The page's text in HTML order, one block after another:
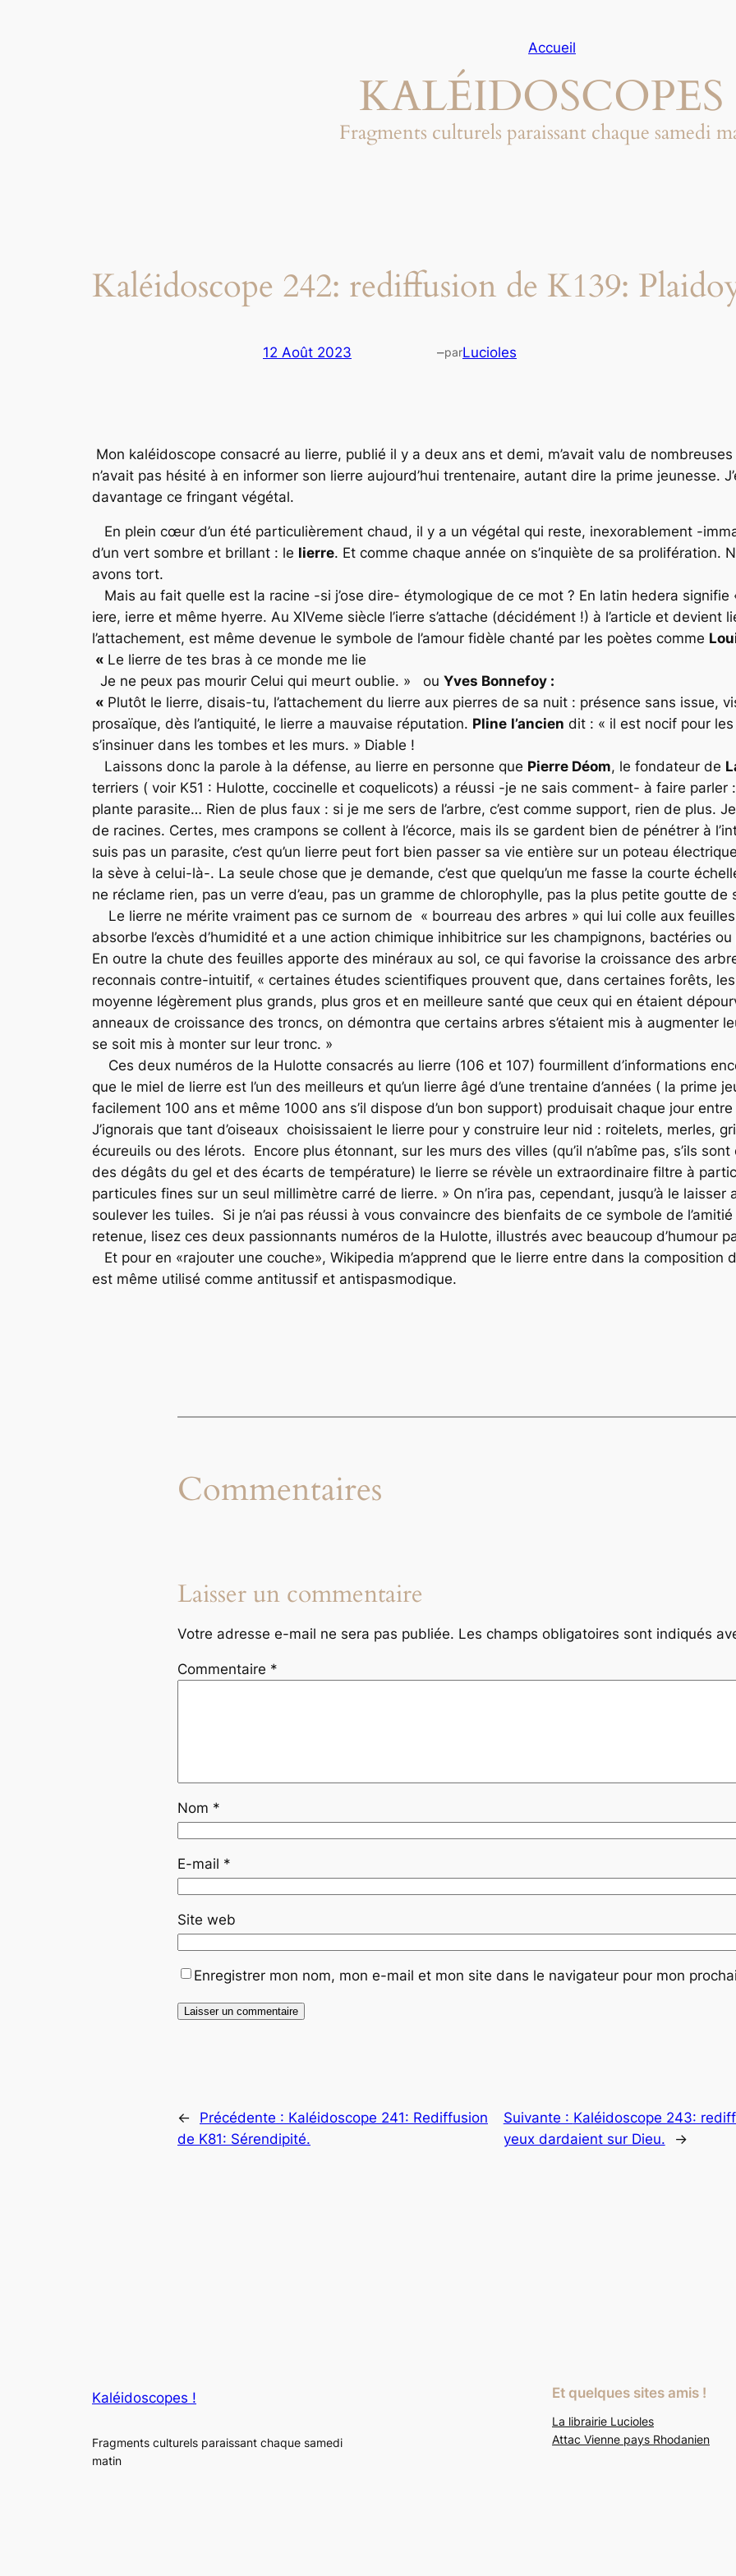
Accueil
KALÉIDOSCOPES
Fragments culturels paraissant chaque samedi
Kaléidoscope 242: rediffusion de K139:
12 Août 2023 –parLucioles
Mon kaléidoscope consacré au lierre, publié il y a deux ans et demi, m’avait valu de
n’avait pas hésité à en informer son lierre aujourd’hui trentenaire, autant dire la prime jeunesse.
davantage ce fringant végétal.
En plein cœur d’un été particulièrement chaud, il y a un végétal qui reste, inexorablement -
d’un vert sombre et brillant : le lierre. Et comme chaque année on s’inquiète de sa prolifération.
avons tort.
Mais au fait quelle est la racine -si j’ose dire- étymologique de ce mot ? En latin hedera
iere, ierre et même hyerre. Au XIVeme siècle l’ierre s’attache (décidément !) à l’article et
l’attachement, est même devenue le symbole de l’amour fidèle chanté par les poètes comme
« Le lierre de tes bras à ce monde me lie
Je ne peux pas mourir Celui qui meurt oublie. » ou Yves Bonnefoy :
« Plutôt le lierre, disais-tu, l’attachement du lierre aux pierres de sa nuit : présence sans issue,
prosaïque, dès l’antiquité, le lierre a mauvaise réputation. Pline l’ancien dit : « il est nocif pour
s’insinuer dans les tombes et les murs. » Diable !
Laissons donc la parole à la défense, au lierre en personne que Pierre Déom, le fondateur de
terriers ( voir K51 : Hulotte, coccinelle et coquelicots) a réussi -je ne sais comment- à faire
plante parasite… Rien de plus faux : si je me sers de l’arbre, c’est comme support, rien de plus.
de racines. Certes, mes crampons se collent à l’écorce, mais ils se gardent bien de pénétrer à
suis pas un parasite, c’est qu’un lierre peut fort bien passer sa vie entière sur un poteau
la sève à celui-là-. La seule chose que je demande, c’est que quelqu’un me fasse la courte
ne réclame rien, pas un verre d’eau, pas un gramme de chlorophylle, pas la plus petite goutte de
Le lierre ne mérite vraiment pas ce surnom de « bourreau des arbres » qui lui colle aux
absorbe l’excès d’humidité et a une action chimique inhibitrice sur les champignons, bactéries
En outre la chute des feuilles apporte des minéraux au sol, ce qui favorise la croissance des
reconnais contre-intuitif, « certaines études scientifiques prouvent que, dans certaines forêts,
moyenne légèrement plus grands, plus gros et en meilleure santé que ceux qui en étaient
anneaux de croissance des troncs, on démontra que certains arbres s’étaient mis à augmenter
se soit mis à monter sur leur tronc. »
Ces deux numéros de la Hulotte consacrés au lierre (106 et 107) fourmillent d’informations
que le miel de lierre est l’un des meilleurs et qu’un lierre âgé d’une trentaine d’années ( la prime
facilement 100 ans et même 1000 ans s’il dispose d’un bon support) produisait chaque jour
J’ignorais que tant d’oiseaux choisissaient le lierre pour y construire leur nid : roitelets, merles,
écureuils ou des lérots. Encore plus étonnant, sur les murs des villes (qu’il n’abîme pas, s’ils
des dégâts du gel et des écarts de température) le lierre se révèle un extraordinaire filtre à
particules fines sur un seul millimètre carré de lierre. » On n’ira pas, cependant, jusqu’à le
soulever les tuiles. Si je n’ai pas réussi à vous convaincre des bienfaits de ce symbole de
retenue, lisez ces deux passionnants numéros de la Hulotte, illustrés avec beaucoup d’humour
Et pour en «rajouter une couche», Wikipedia m’apprend que le lierre entre dans la composition
est même utilisé comme antitussif et antispasmodique.
Commentaires
Laisser un commentaire
Votre adresse e-mail ne sera pas publiée. Les champs obligatoires sont indiqués
Commentaire *
Nom *
E-mail *
Site web
Enregistrer mon nom, mon e-mail et mon site dans le navigateur pour mon
← Précédente : Kaléidoscope 241: Rediffusion
de K81: Sérendipité.
Suivante : Kaléidoscope 243:
yeux dardaient sur Dieu.
→
Kaléidoscopes !
Fragments culturels paraissant chaque samedi
matin
Et quelques sites amis !
La librairie Lucioles
Attac Vienne pays Rhodanien